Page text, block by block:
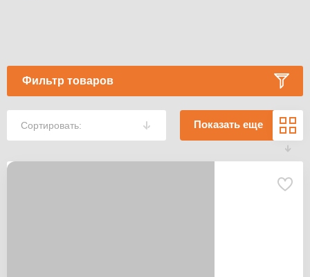
Фильтр товаров
Сортировать: Показать еще